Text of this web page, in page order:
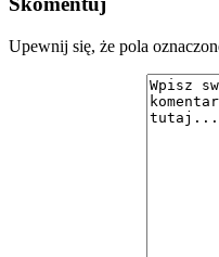
Upewnij się, że pola